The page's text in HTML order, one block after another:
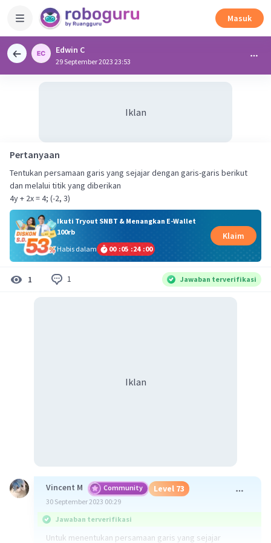
Masuk
Edwin C
29 September 2023 23:53
Iklan
Pertanyaan
Tentukan persamaan garis yang sejajar dengan garis-garis berikut
dan melalui titik yang diberikan
4y + 2x = 4; (-2, 3)
Ikuti Tryout SNBT & Menangkan E-Wallet
100rb
Habis dalam
00 :05 :23 :59
Klaim
1 1 Jawaban terverifikasi
Iklan
Vincent M Community Level 73
30 September 2023 00:29
Jawaban terverifikasi
Untuk menentukan persamaan garis yang sejajar